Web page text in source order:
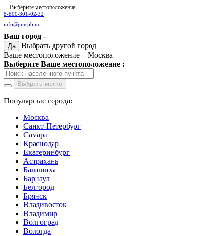
... Выберите местоположение
8-800-301-02-32
info@pmspb.ru
Ваш город –
Да
Выбрать другой город
Ваше местоположение – Москва
Выберите Ваше местоположение :
Выбрать место
Популярные города:
Москва
Санкт-Петербург
Самара
Краснодар
Екатеринбург
Астрахань
Балашиха
Барнаул
Белгород
Брянск
Владивосток
Владимир
Волгоград
Вологда